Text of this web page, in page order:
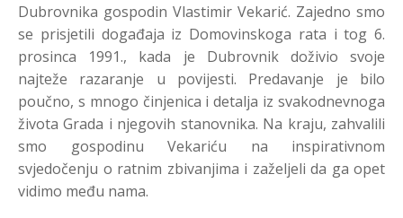
Dubrovnika gospodin Vlastimir Vekarić. Zajedno smo
se prisjetili događaja iz Domovinskoga rata i tog 6.
prosinca 1991., kada je Dubrovnik doživio svoje
najteže razaranje u povijesti. Predavanje je bilo
poučno, s mnogo činjenica i detalja iz svakodnevnoga
života Grada i njegovih stanovnika. Na kraju, zahvalili
smo gospodinu Vekariću na inspirativnom
svjedočenju o ratnim zbivanjima i zaželjeli da ga opet
vidimo među nama.